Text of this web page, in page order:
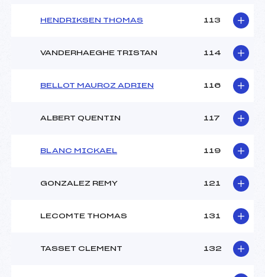
HENDRIKSEN THOMAS 113
VANDERHAEGHE TRISTAN 114
BELLOT MAUROZ ADRIEN 116
ALBERT QUENTIN 117
BLANC MICKAEL 119
GONZALEZ REMY 121
LECOMTE THOMAS 131
TASSET CLEMENT 132